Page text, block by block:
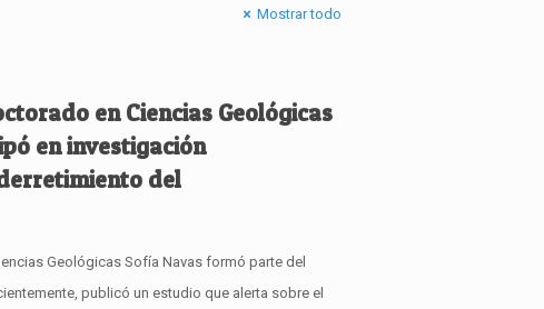
Mostrar todo
en Ciencias Geológicas
en investigación
del
Geológicas Sofía Navas formó parte del
publicó un estudio que alerta sobre el